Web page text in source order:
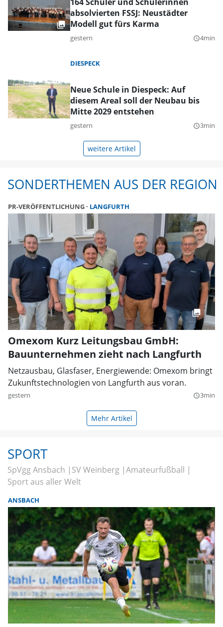
absolvierten FSSJ: Neustädter
Modell gut fürs Karma
gestern query_builder4min
DIESPECK
Neue Schule in Diespeck: Auf
diesem Areal soll der Neubau bis
Mitte 2029 entstehen
gestern query_builder3min
weitere Artikel
SONDERTHEMEN AUS DER REGION
PR-VERÖFFENTLICHUNG LANGFURTH
Omexom Kurz Leitungsbau GmbH:
Bauunternehmen zieht nach Langfurth
Netzausbau, Glasfaser, Energiewende: Omexom bringt
Zukunftstechnologien von Langfurth aus voran.
gestern query_builder3min
Mehr Artikel
SPORT
SpVgg Ansbach SV Weinberg Amateurfußball
Sport aus aller Welt
ANSBACH